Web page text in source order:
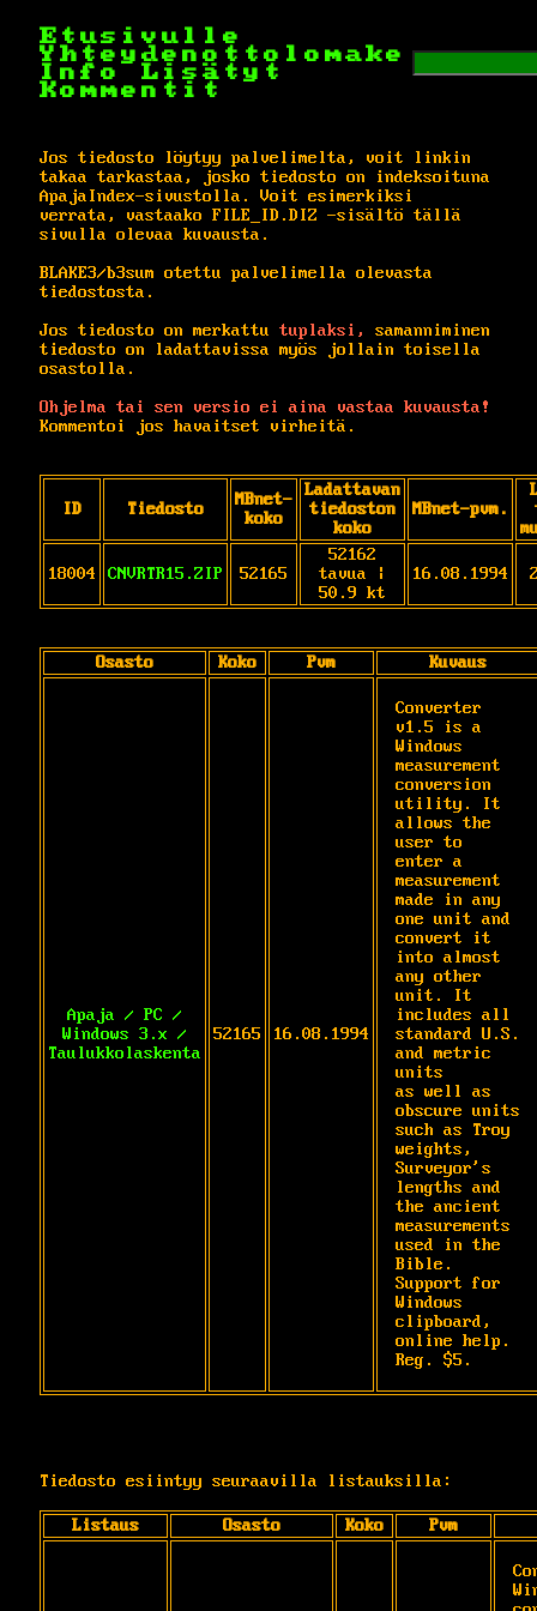
Etusivulle
Yhteydenottolomake
Info
Lisätyt
Kommentit
Jos tiedosto löytyy palvelimelta, voit linkin
takaa tarkastaa, josko tiedosto on indeksoituna
ApajaIndex-sivustolla. Voit esimerkiksi
verrata, vastaako FILE_ID.DIZ -sisältö tällä
sivulla olevaa kuvausta.
BLAKE3/b3sum otettu palvelimella olevasta
tiedostosta.
Jos tiedosto on merkattu tuplaksi,
samanniminen
tiedosto on ladattavissa myös jollain toisella
osastolla.
Ohjelma tai sen versio ei aina vastaa kuvausta!
Kommentoi jos havaitset virheitä.
ID Tiedosto
MBnet-
koko
Ladattavan
tiedoston
koko
MBnet-pvm.
18004 CNVRTR15.ZIP 52165
52162
tavua |
50.9 kt
16.08.1994
Osasto Koko Pvm Kuvaus
Apaja / PC /
Windows 3.x /
Taulukkolaskenta
52165 16.08.1994
Converter
v1.5 is a
Windows
measurement
conversion
utility. It
allows the
user to
enter a
measurement
made in any
one unit and
convert it
into almost
any other
unit. It
includes all
standard U.S.
and metric
units
as well as
obscure units
such as Troy
weights,
Surveyor's
lengths and
the ancient
measurements
used in the
Bible.
Support for
Windows
clipboard,
online help.
Reg. $5.
Tiedosto esiintyy seuraavilla listauksilla:
Listaus Osasto Koko Pvm